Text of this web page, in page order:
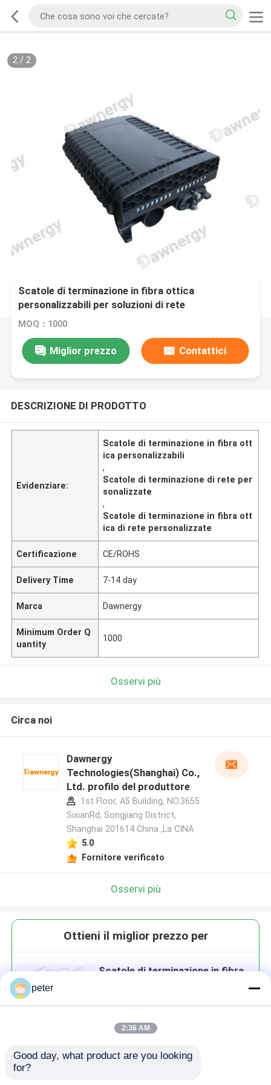
2/ 2
Scatole di terminazione in fibra ottica
personalizzabili per soluzioni di rete
personalizzate
MOQ：1000
Miglior prezzo Contattici
DESCRIZIONE DI PRODOTTO
Evidenziare:
Scatole di terminazione in fibra ott
ica personalizzabili
,
Scatole di terminazione di rete per
sonalizzate
,
Scatole di terminazione in fibra ott
ica di rete personalizzate
Certificazione CE/ROHS
Delivery Time 7-14 day
Marca Dawnergy
Minimum Order Q
uantity
1000
Osservi più
Circa noi
Dawnergy
Technologies(Shanghai) Co.,
Ltd. profilo del produttore
1st Floor, A5 Building, NO.3655
SixianRd, Songjiang District,
Shanghai 201614 China ,La CINA
5.0
Fornitore verificato
Osservi più
Ottieni il miglior prezzo per
Scatole di terminazione in fibra
Continua
peter
2:36 AM
Good day, what product are you looking
for?